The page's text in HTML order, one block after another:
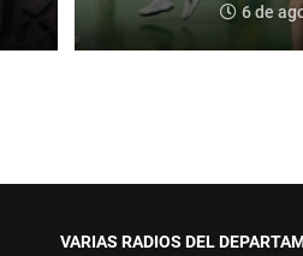
6 de
VARIAS RADIOS DEL